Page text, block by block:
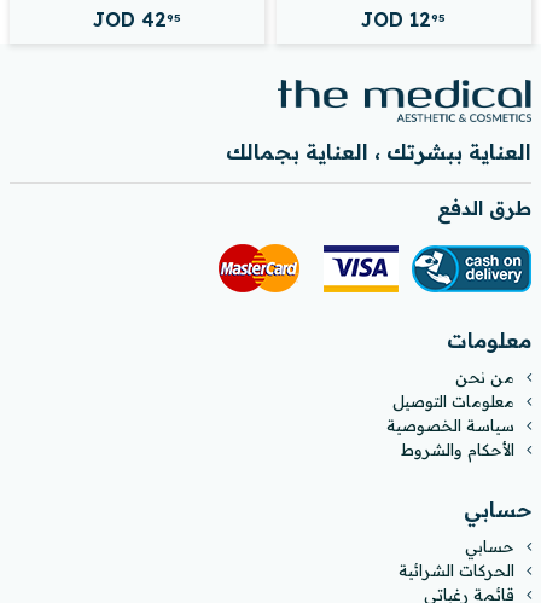
JOD 1295
JOD 4295
العناية ببشرتك ، العناية بجمالك
طرق الدفع
معلومات
من نحن
معلومات التوصيل
سياسة الخصوصية
الأحكام والشروط
حسابي
حسابي
الحركات الشرائية
قائمة رغباتي